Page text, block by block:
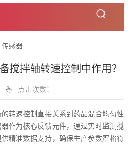
传感器
搅拌轴转速控制中作用？​
点击次数：
转速控制直接关系到药品混合均匀性
作为核心反馈元件，通过实时监测搅
精准数据支持，确保生产参数严格符